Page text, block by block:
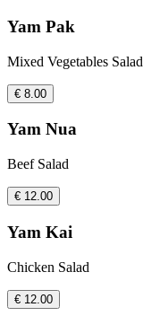
Yam Pak
Mixed Vegetables Salad
€ 8.00
Yam Nua
Beef Salad
€ 12.00
Yam Kai
Chicken Salad
€ 12.00